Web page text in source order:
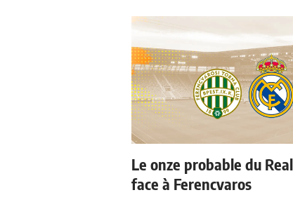
Le onze probable du
face à Ferencvaros